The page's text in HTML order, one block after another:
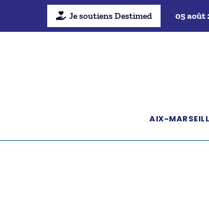
Je soutiens Destimed 05 août
AIX-